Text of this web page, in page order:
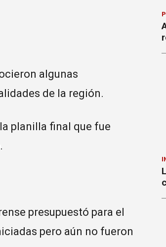
algunas
de la región.
planilla final que fue
presupuestó para el
pero aún no fueron